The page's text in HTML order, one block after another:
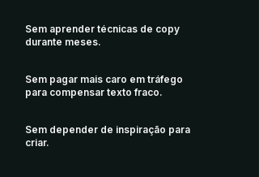
Sem aprender técnicas de copy
durante meses.
Sem pagar mais caro em tráfego
para compensar texto fraco.
Sem depender de inspiração para
criar.